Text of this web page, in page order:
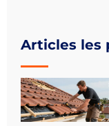
Articles les